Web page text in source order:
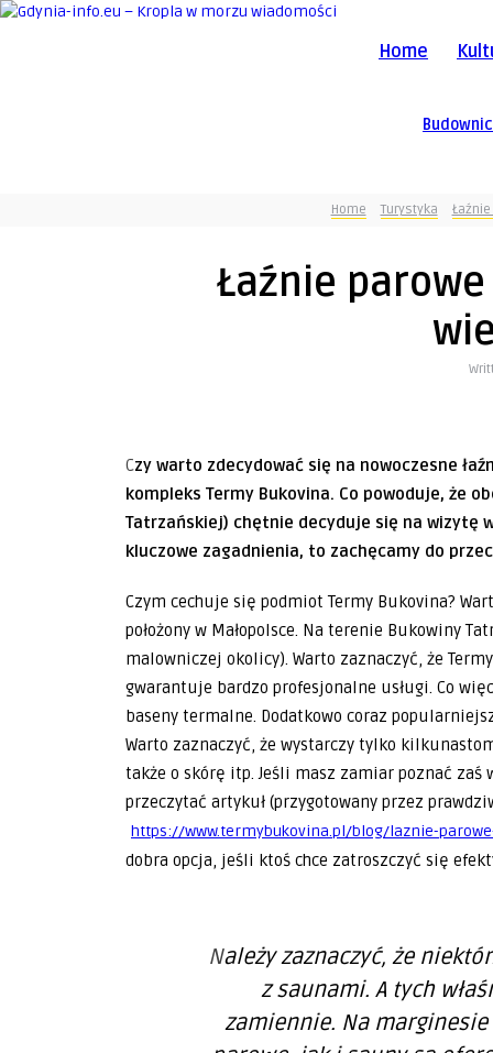
Home
Home Turystyka
Łaźnie
Czy warto zdecydować się na nowoczesne łaźnie parowe? Są one oferowane między innymi przez
kompleks Termy Bukovina. Co powoduje, że
Tatrzańskiej) chętnie decyduje się na wizytę
kluczowe zagadnienia, to zachęcamy do
Czym cechuje się podmiot Termy Bukovina?
położony w Małopolsce. Na terenie Bukowiny
malowniczej okolicy). Warto zaznaczyć, że
gwarantuje bardzo profesjonalne usługi. Co
baseny termalne. Dodatkowo coraz
Warto zaznaczyć, że wystarczy tylko
także o skórę itp. Jeśli masz zamiar poznać
przeczytać artykuł (przygotowany przez
https://www.termybukovina.pl/blog/laznie-
dobra opcja, jeśli ktoś chce zatroszczyć się
Należy zaznaczyć, że niektórzy mylą nowoczesne łaźnie parowe
z saunami. A tych
zamiennie. Na marginesie